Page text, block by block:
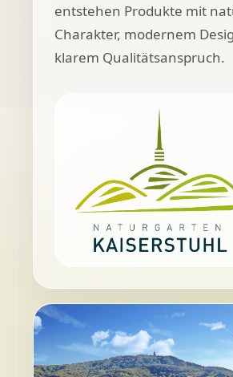
entstehen Produkte mit
Charakter, modernem
klarem Qualitätsanspruch.